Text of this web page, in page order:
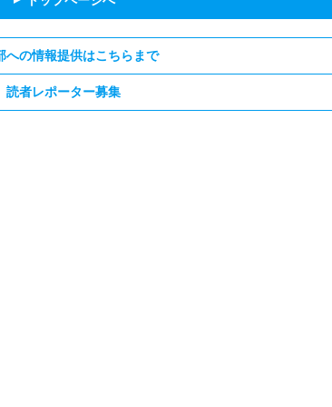
への情報提供はこちらまで
読者レポーター募集